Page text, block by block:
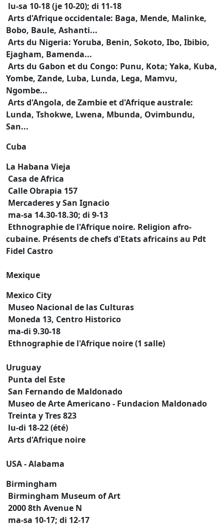
lu-sa 10-18 (je 10-20); di 11-18
Arts d'Afrique occidentale: Baga, Mende, Malinke,
Bobo, Baule, Ashanti...
Arts du Nigeria: Yoruba, Benin, Sokoto, Ibo, Ibibio,
Ejagham, Bamenda...
Arts du Gabon et du Congo: Punu, Kota; Yaka, Kuba,
Yombe, Zande, Luba, Lunda, Lega, Mamvu,
Ngombe...
Arts d'Angola, de Zambie et d'Afrique australe:
Lunda, Tshokwe, Lwena, Mbunda, Ovimbundu,
San...
Cuba
La Habana Vieja
Casa de Africa
Calle Obrapia 157
Mercaderes y San Ignacio
ma-sa 14.30-18.30; di 9-13
Ethnographie de l'Afrique noire. Religion afro-
cubaine. Présents de chefs d'Etats africains au Pdt
Fidel Castro
Mexique
Mexico City
Museo Nacional de las Culturas
Moneda 13, Centro Historico
ma-di 9.30-18
Ethnographie de l'Afrique noire (1 salle)
Uruguay
Punta del Este
San Fernando de Maldonado
Museo de Arte Americano - Fundacion Maldonado
Treinta y Tres 823
lu-di 18-22 (été)
Arts d'Afrique noire
USA - Alabama
Birmingham
Birmingham Museum of Art
2000 8th Avenue N
ma-sa 10-17; di 12-17